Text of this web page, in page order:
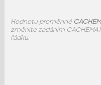
Hodnotu proměnné
změníte zadáním
řádku.